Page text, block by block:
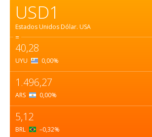
USD1
Estados Unidos Dólar. USA
=
40,28
UYU 0,00%
1.496,27
ARS 0,00%
5,12
BRL –0,32%